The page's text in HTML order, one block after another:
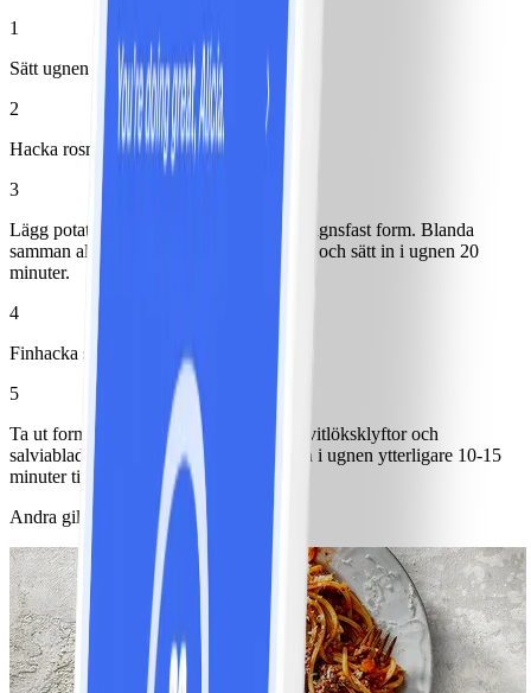
1
Sätt ugnen på 200°.
2
Hacka rosmarinbladen.
3
Lägg potatis, olja och rosmarin i en stor ugnsfast form. Blanda
samman allt, krydda med salt och peppar och sätt in i ugnen 20
minuter.
4
Finhacka salviabladen.
5
Ta ut formen från ugnen, lägg oskalade vitlöksklyftor och
salviabladen i formen och rör om. Sätt in i ugnen ytterligare 10-15
minuter tills potatisen är gyllenbrun.
Andra gillade också